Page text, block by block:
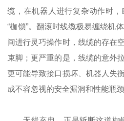
缆，在机器人进行复杂动作时
“枷锁”。翻滚时线缆极易缠绕机
间进行灵巧操作时，线缆的存在
束脚；更严重的是，线缆的意外
更可能导致接口损坏、机器人失
成不容忽视的安全漏洞和性能瓶颈